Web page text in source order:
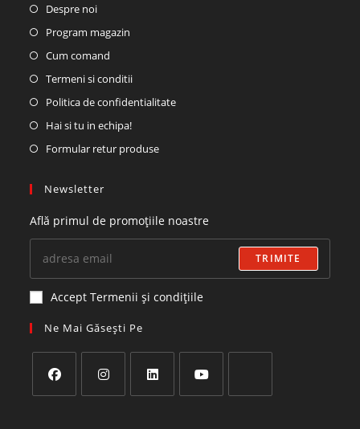
Despre noi
Program magazin
Cum comand
Termeni si conditii
Politica de confidentialitate
Hai si tu in echipa!
Formular retur produse
Newsletter
Află primul de promoțiile noastre
TRIMITE
Accept Termenii și condițiile
Ne Mai Găsești Pe